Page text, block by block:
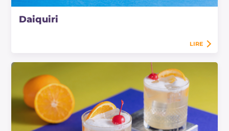
Daiquiri
LIRE